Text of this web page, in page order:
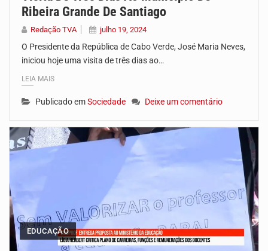
Ribeira Grande De Santiago
Redação TVA julho 19, 2024
O Presidente da República de Cabo Verde, José Maria Neves,
iniciou hoje uma visita de três dias ao…
LEIA MAIS
Publicado emSociedade Deixe um comentário
EDUCAÇÃO